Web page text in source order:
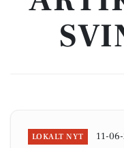
LOKALT NYT 11-